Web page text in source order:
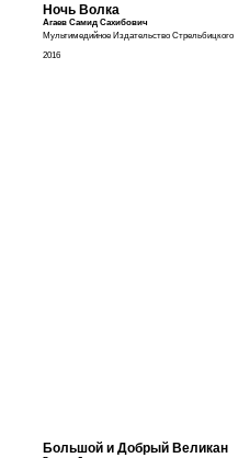
Ночь Волка
Агаев Самид Сахибович
Мультимедийное Издательство Стрельбицкого
2016
Большой и Добрый Великан